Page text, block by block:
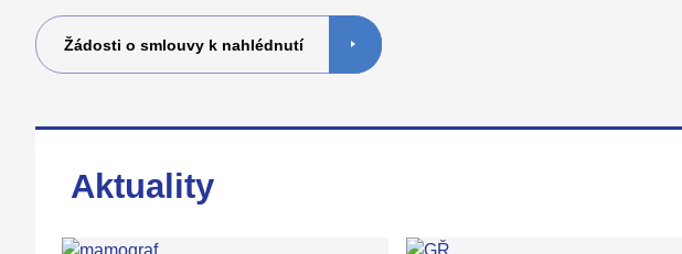
Žádosti o smlouvy k nahlédnutí
Aktuality